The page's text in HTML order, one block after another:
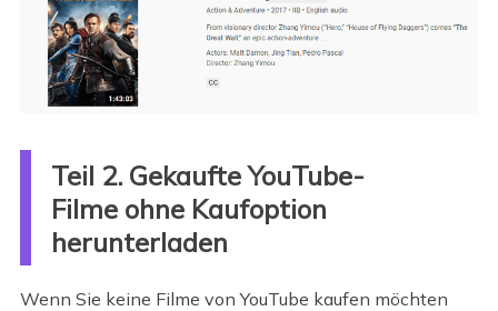
Teil 2. Gekaufte YouTube-
Filme ohne Kaufoption
herunterladen
Wenn Sie keine Filme von YouTube kaufen möchten